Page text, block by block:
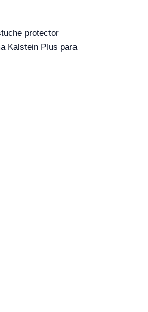
protector
Kalstein Plus para